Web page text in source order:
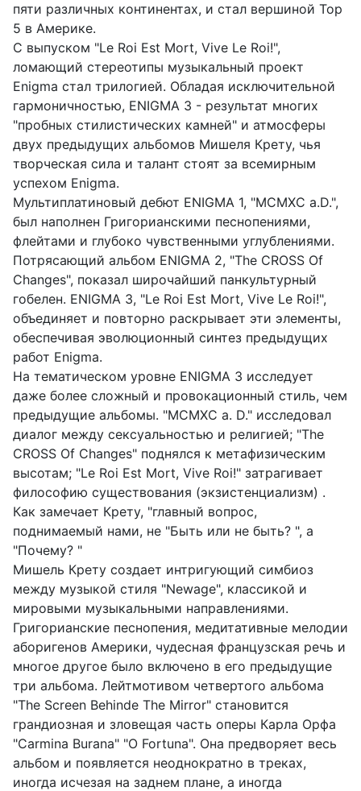
пяти различных континентах, и стал вершиной Top
5 в Америке.
С выпуском "Le Roi Est Mort, Vive Le Roi!",
ломающий стереотипы музыкальный проект
Enigma стал трилогией. Обладая исключительной
гармоничностью, ENIGMA 3 - результат многих
"пробных стилистических камней" и атмосферы
двух предыдущих альбомов Мишеля Крету, чья
творческая сила и талант стоят за всемирным
успехом Enigma.
Мультиплатиновый дебют ENIGMA 1, "MCMXC a.D.",
был наполнен Григорианскими песнопениями,
флейтами и глубоко чувственными углублениями.
Потрясающий альбом ENIGMA 2, "The CROSS Of
Changes", показал широчайший панкультурный
гобелен. ENIGMA 3, "Le Roi Est Mort, Vive Le Roi!",
объединяет и повторно раскрывает эти элементы,
обеспечивая эволюционный синтез предыдущих
работ Enigma.
На тематическом уровне ENIGMA 3 исследует
даже более сложный и провокационный стиль, чем
предыдущие альбомы. "MCMXC a. D." исследовал
диалог между сексуальностью и религией; "The
CROSS Of Changes" поднялся к метафизическим
высотам; "Le Roi Est Моrt, Vive Roi!" затрагивает
философию существования (экзистенциализм) .
Как замечает Крету, "главный вопрос,
поднимаемый нами, не "Быть или не быть? ", а
"Почему? "
Мишель Крету создает интригующий симбиоз
между музыкой стиля "Newage", классикой и
мировыми музыкальными направлениями.
Григорианские песнопения, медитативные мелодии
аборигенов Америки, чудесная французская речь и
многое другое было включено в его предыдущие
три альбома. Лейтмотивом четвертого альбома
"The Screen Behinde The Mirror" становится
грандиозная и зловещая часть оперы Карла Орфа
"Carmina Burana" "O Fortuna". Она предворяет весь
альбом и появляется неоднократно в треках,
иногда исчезая на заднем плане, а иногда